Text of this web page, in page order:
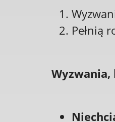
Pełnią